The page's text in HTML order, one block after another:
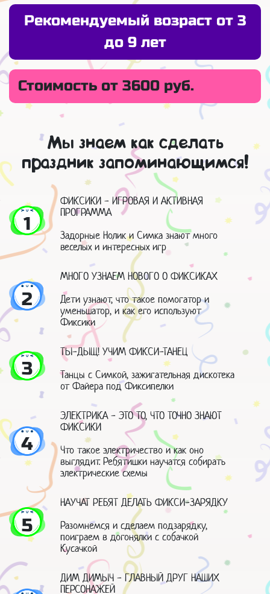
Рекомендуемый возраст от 3
до 9 лет
Стоимость от 3600 руб.
Мы знаем как сделать
праздник запоминающимся!
1
ФИКСИКИ - ИГРОВАЯ И АКТИВНАЯ
ПРОГРАММА
Задорные Нолик и Симка знают много
веселых и интересных игр
2
МНОГО УЗНАЕМ НОВОГО О ФИКСИКАХ
Дети узнают, что такое помогатор и
уменьшатор, и как его используют
Фиксики
3
ТЫ-ДЫЩ! УЧИМ ФИКСИ-ТАНЕЦ
Танцы с Симкой, зажигательная дискотека
от Файера под Фиксипелки
4
ЭЛЕКТРИКА - ЭТО ТО, ЧТО ТОЧНО ЗНАЮТ
ФИКСИКИ
Что такое электричество и как оно
выглядит. Ребятишки научатся собирать
электрические схемы
5
НАУЧАТ РЕБЯТ ДЕЛАТЬ ФИКСИ-ЗАРЯДКУ
Разомнемся и сделаем подзарядку,
поиграем в догонялки с собачкой
Кусачкой
ДИМ ДИМЫЧ - ГЛАВНЫЙ ДРУГ НАШИХ
ПЕРСОНАЖЕЙ